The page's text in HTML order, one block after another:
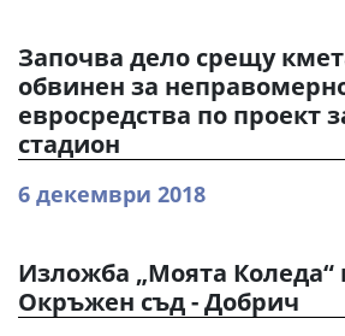
Започва дело срещу
обвинен за
евросредства по проект
стадион
6 декември 2018
Изложба „Моята Коледа“
Окръжен съд - Добрич